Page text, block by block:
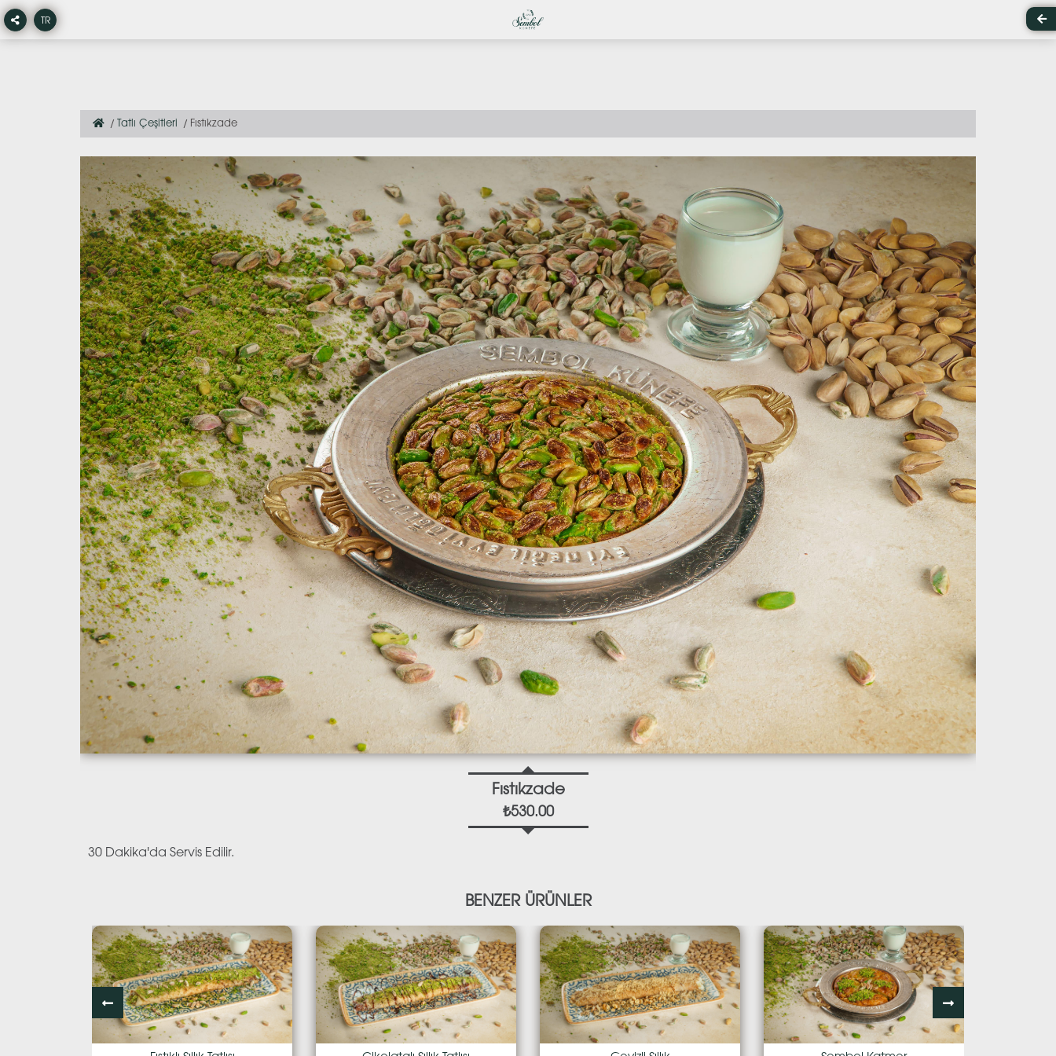
TR
Tatlı Çeşitleri Fıstıkzade
Fıstıkzade
₺530.00
30 Dakika'da Servis Edilir.
BENZER ÜRÜNLER